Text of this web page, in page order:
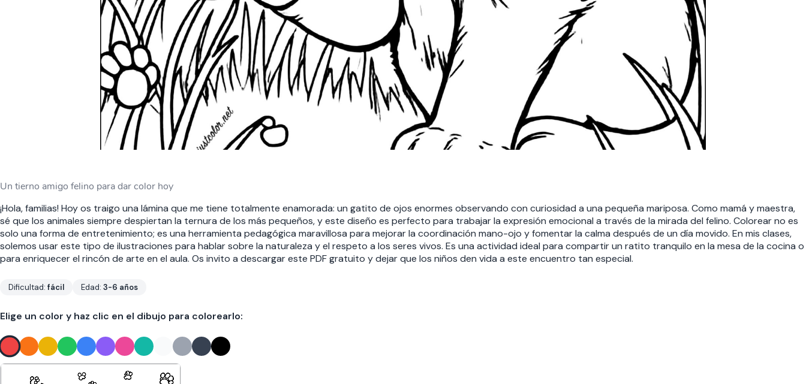
Un tierno amigo felino para dar color hoy
¡Hola, familias! Hoy os traigo una lámina que me tiene totalmente enamorada: un gatito de ojos enormes observando con curiosidad a una pequeña mariposa. Como mamá y maestra,
sé que los animales siempre despiertan la ternura de los más pequeños, y este diseño es perfecto para trabajar la expresión emocional a través de la mirada del felino. Colorear no es
solo una forma de entretenimiento; es una herramienta pedagógica maravillosa para mejorar la coordinación mano-ojo y fomentar la calma después de un día movido. En mis clases,
solemos usar este tipo de ilustraciones para hablar sobre la naturaleza y el respeto a los seres vivos. Es una actividad ideal para compartir un ratito tranquilo en la mesa de la cocina o
para enriquecer el rincón de arte en el aula. Os invito a descargar este PDF gratuito y dejar que los niños den vida a este encuentro tan especial.
Dificultad: fácil Edad: 3-6 años
Elige un color y haz clic en el dibujo para colorearlo: